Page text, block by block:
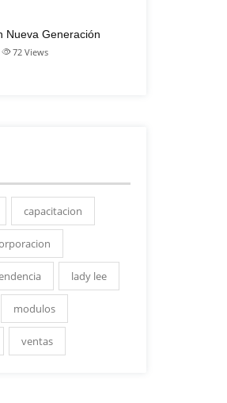
Nueva Generación
72 Views
capacitacion
lady lee
modulos
ventas